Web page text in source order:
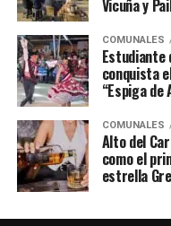
Vicuña y
COMUNALES
Estudiante
conquista
“Espiga de
COMUNALES
Alto del
como el
estrella